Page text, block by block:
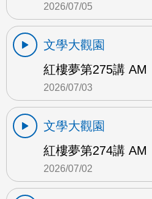
2026/07/05
文學大觀園
紅樓夢第275講 AM
2026/07/03
文學大觀園
紅樓夢第274講 AM
2026/07/02